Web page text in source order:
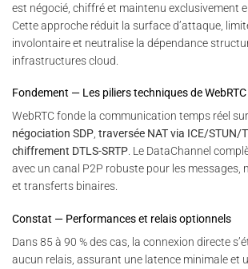
est négocié, chiffré et maintenu exclusivement
Cette approche réduit la surface d’attaque,
involontaire et neutralise la dépendance
infrastructures cloud.
Fondement — Les piliers techniques de WebRTC
WebRTC fonde la communication temps réel
négociation SDP, traversée NAT via ICE/STUN/
chiffrement DTLS-SRTP. Le DataChannel
avec un canal P2P robuste pour les messages,
et transferts binaires.
Constat — Performances et relais optionnels
Dans 85 à 90 % des cas, la connexion directe
aucun relais, assurant une latence minimale et